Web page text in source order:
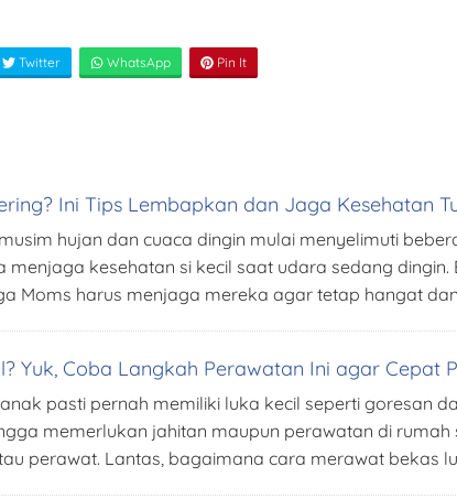
Twitter WhatsApp Pin It
Ini Tips Lembapkan dan Jaga Kesehatan
hujan dan cuaca dingin mulai menyelimuti
menjaga kesehatan si kecil saat udara sedang
Moms harus menjaga mereka agar tetap hangat
Yuk, Coba Langkah Perawatan Ini agar Cepat
pasti pernah memiliki luka kecil seperti goresan
memerlukan jahitan maupun perawatan di
perawat. Lantas, bagaimana cara merawat bekas